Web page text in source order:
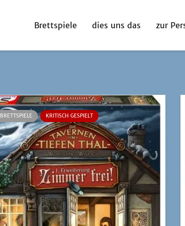
Brettspiele dies uns das zur
BRETTSPIELE KRITISCH GESPIELT